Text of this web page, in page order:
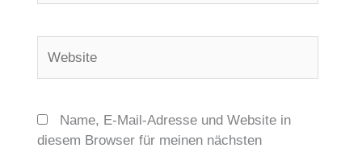
Name, E-Mail-Adresse und Website in
diesem Browser für meinen nächsten